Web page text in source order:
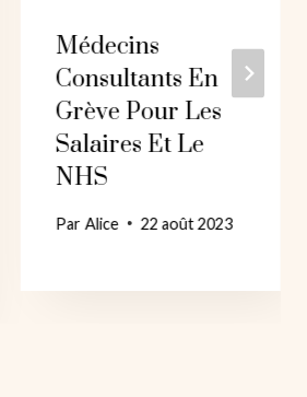
Médecins
Consultants En
Grève Pour Les
Salaires Et Le
NHS
ParAlice 22 août 2023